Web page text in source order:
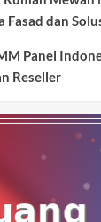
Fasad dan
Panel
Reseller